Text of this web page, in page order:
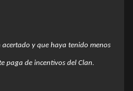
y que haya tenido menos
paga de incentivos del Clan.